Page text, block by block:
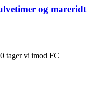
og mareridt
tager vi imod FC